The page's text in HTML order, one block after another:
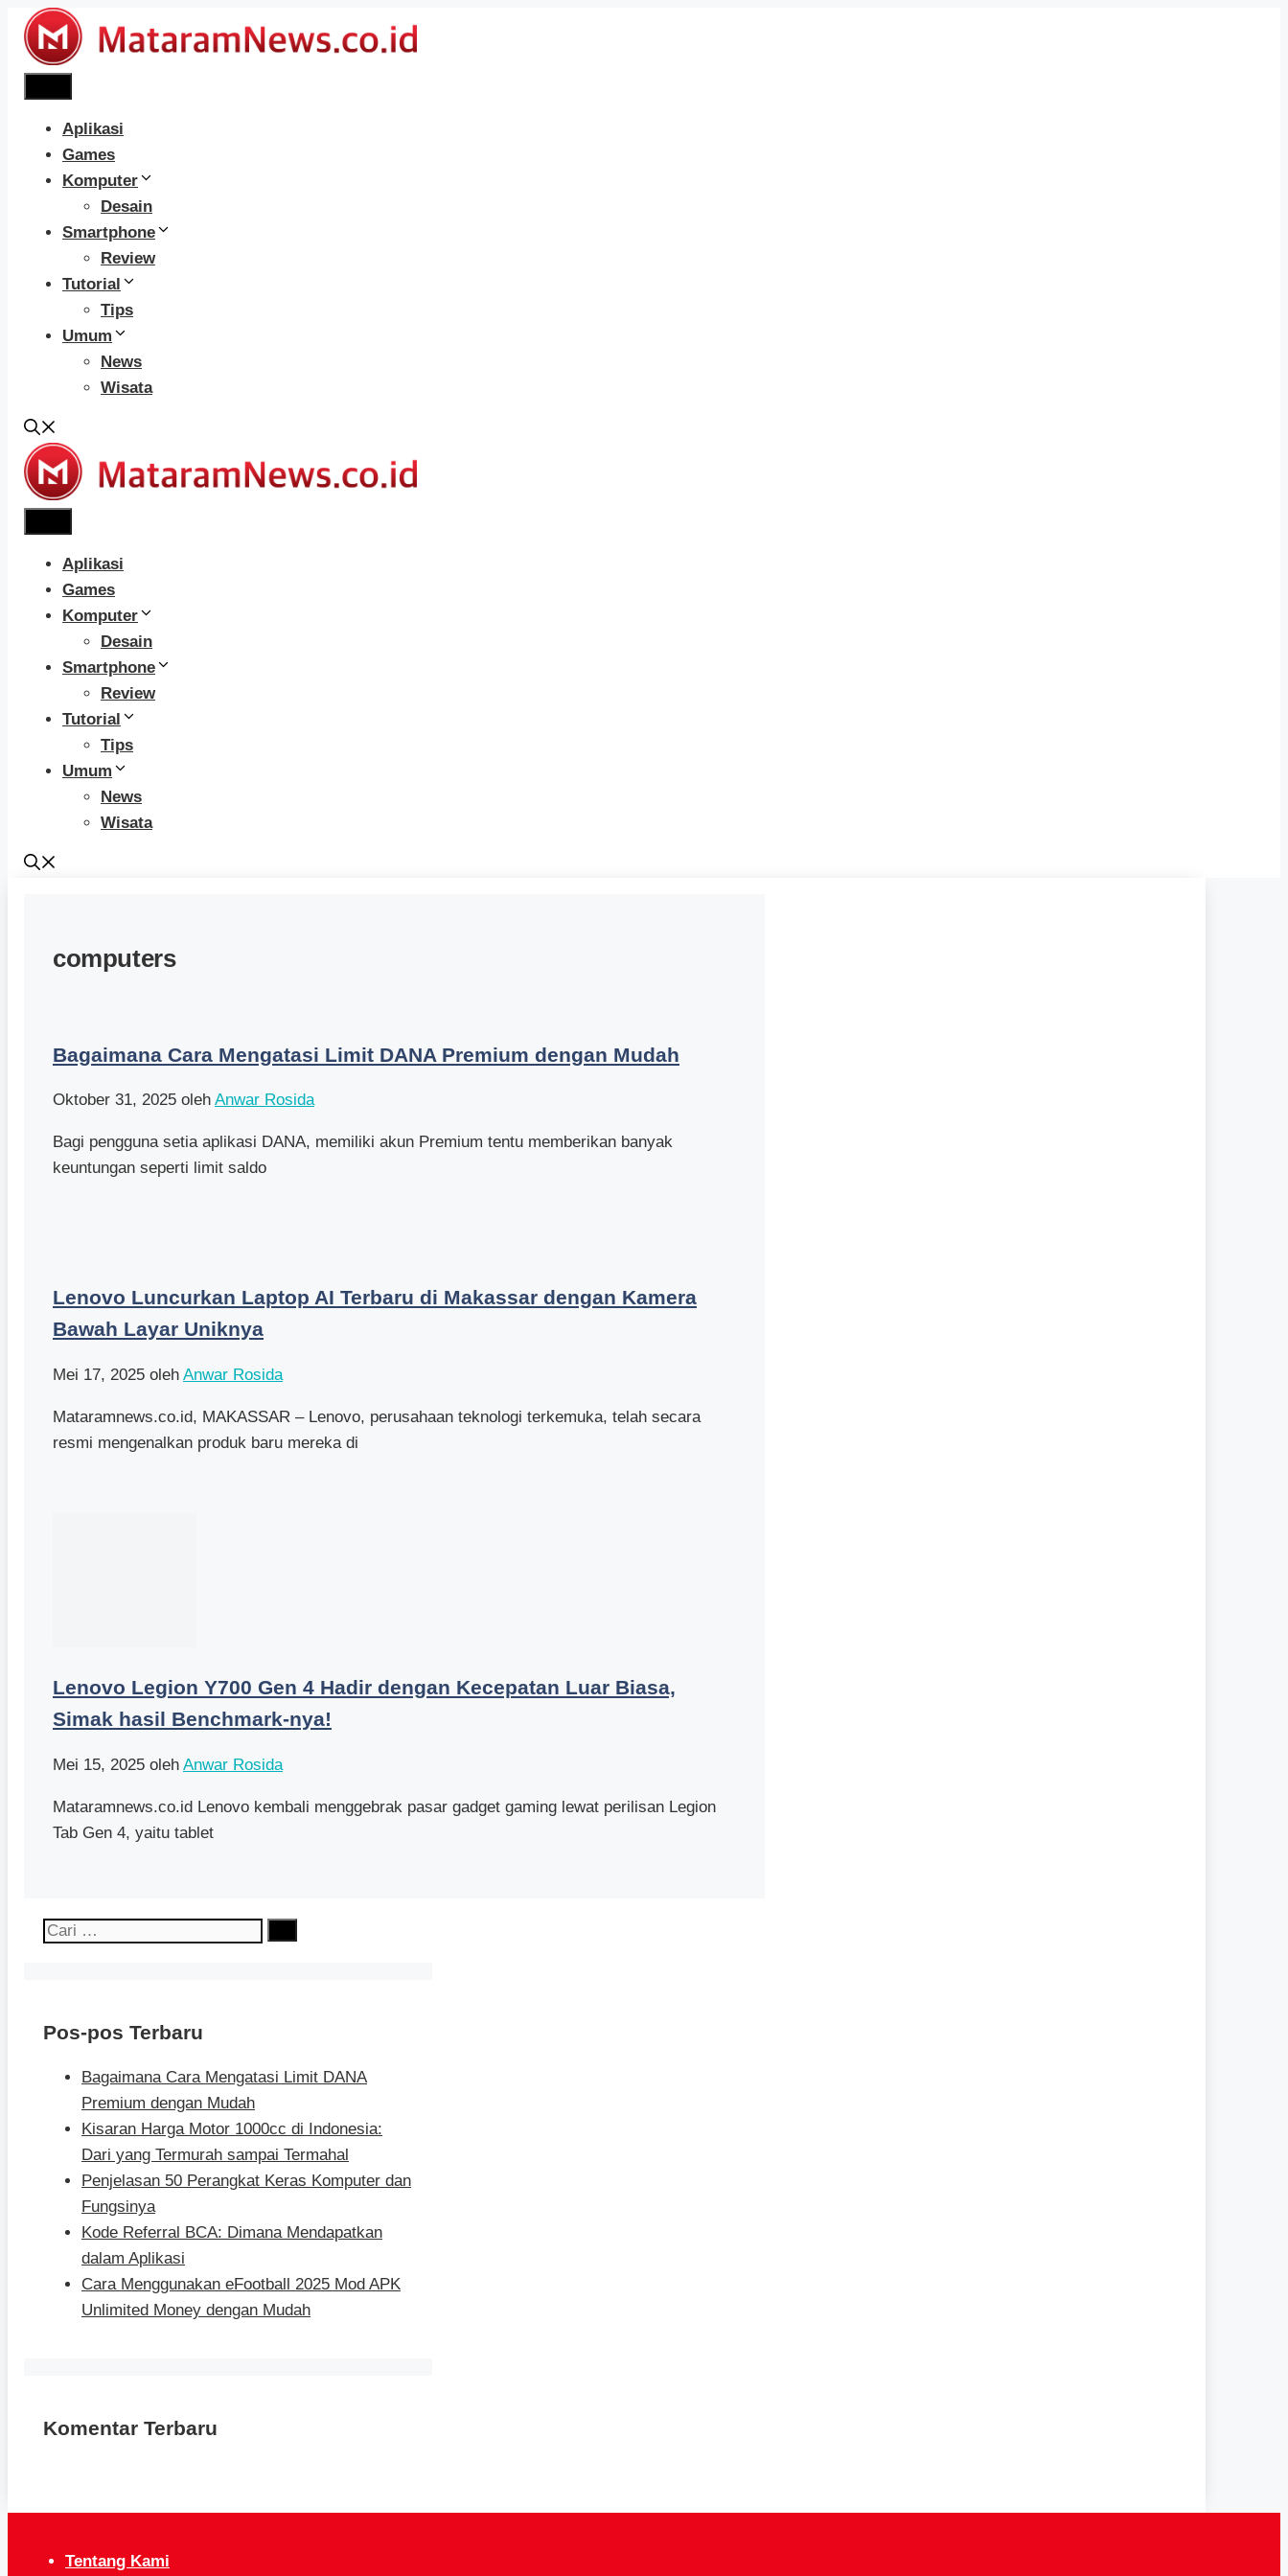
Langsung
Aplikasi
Games
Komputer
Desain
Smartphone
Review
Tutorial
Tips
Umum
News
Wisata
Aplikasi
Games
Komputer
Desain
Smartphone
Review
Tutorial
Tips
Umum
News
Wisata
computers
Bagaimana Cara Mengatasi Limit DANA Premium dengan Mudah
Oktober 31, 2025 oleh Anwar Rosida
Bagi pengguna setia aplikasi DANA, memiliki akun Premium tentu memberikan banyak
keuntungan seperti limit saldo
Lenovo Luncurkan Laptop AI Terbaru di Makassar dengan Kamera
Bawah Layar Uniknya
Mei 17, 2025 oleh Anwar Rosida
Mataramnews.co.id, MAKASSAR – Lenovo, perusahaan teknologi terkemuka, telah secara
resmi mengenalkan produk baru mereka di
Lenovo Legion Y700 Gen 4 Hadir dengan Kecepatan Luar Biasa,
Simak hasil Benchmark-nya!
Mei 15, 2025 oleh Anwar Rosida
Mataramnews.co.id Lenovo kembali menggebrak pasar gadget gaming lewat perilisan Legion
Tab Gen 4, yaitu tablet
Cari
Pos-pos Terbaru
Bagaimana Cara Mengatasi Limit DANA
Premium dengan Mudah
Kisaran Harga Motor 1000cc di Indonesia:
Dari yang Termurah sampai Termahal
Penjelasan 50 Perangkat Keras Komputer dan
Fungsinya
Kode Referral BCA: Dimana Mendapatkan
dalam Aplikasi
Cara Menggunakan eFootball 2025 Mod APK
Unlimited Money dengan Mudah
Komentar Terbaru
Tentang Kami